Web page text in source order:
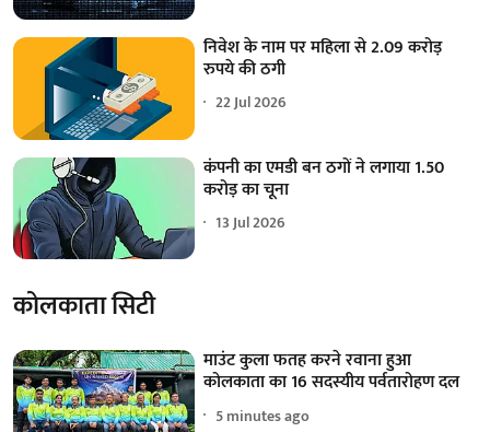
निवेश के नाम पर महिला से 2.09 करोड़
रुपये की ठगी
22 Jul 2026
कंपनी का एमडी बन ठगों ने लगाया 1.50
करोड़ का चूना
13 Jul 2026
कोलकाता सिटी
माउंट कुला फतह करने रवाना हुआ
कोलकाता का 16 सदस्यीय पर्वतारोहण दल
5 minutes ago